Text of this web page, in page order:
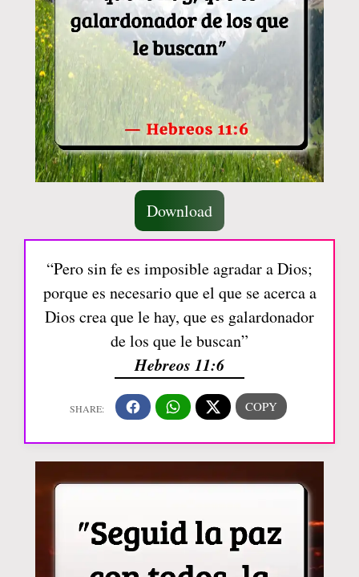
Download
“Pero sin fe es imposible agradar a Dios;
porque es necesario que el que se acerca a
Dios crea que le hay, que es galardonador
de los que le buscan”
Hebreos 11:6